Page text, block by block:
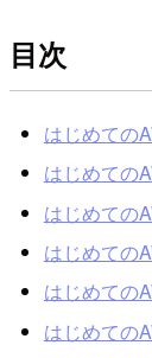
目次
はじめての
はじめての
はじめての
はじめての
はじめての
はじめての